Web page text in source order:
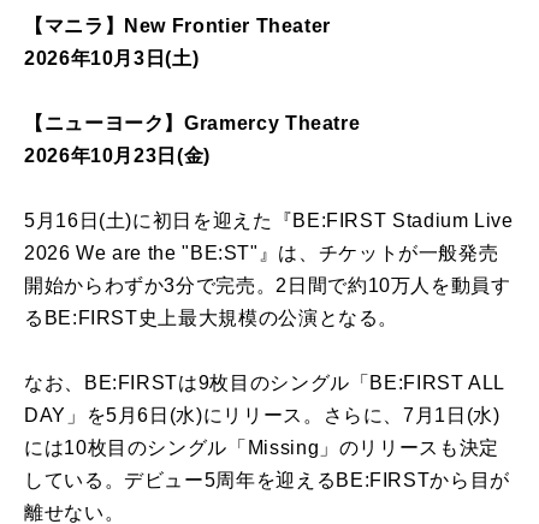
【マニラ】New Frontier Theater
2026年10月3日(土)
【ニューヨーク】Gramercy Theatre
2026年10月23日(金)
5月16日(土)に初日を迎えた『BE:FIRST Stadium Live
2026 We are the "BE:ST"』は、 チケットが一般発売
開始からわずか3分で完売。 2日間で約10万人を動員す
るBE: FIRST史上最大規模の公演となる。
なお、BE:FIRSTは9枚目のシングル「BE:FIRST ALL
DAY」を5月6日(水)にリリース。さらに、7月1日(水)
には10枚目のシングル「Missing」 のリリースも決定
している。デビュー5周年を迎えるBE:FIRSTから目が
離せない。